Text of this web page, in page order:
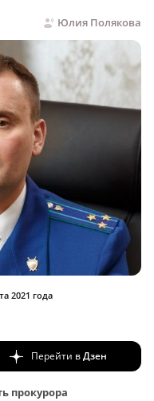
Юлия Полякова
2021 года
Перейти вДзен
прокурора